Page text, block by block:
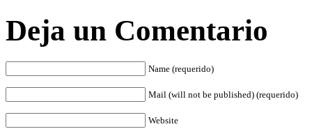
Deja un Comentario
Name (requerido)
Mail (will not be published) (requerido)
Website